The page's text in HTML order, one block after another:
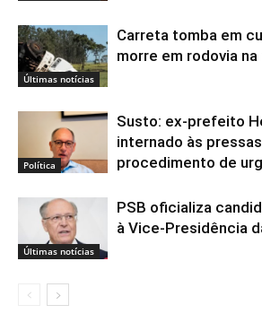
Últimas notícias
Carreta tomba em
morre em rodovia
Política
Susto: ex-prefeito
internado às
procedimento de
Últimas notícias
PSB oficializa
à Vice-Presidência